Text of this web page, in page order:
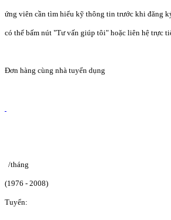
ứng viên cần tìm hiểu kỹ thông tin trước khi đăng
có thể bấm nút "Tư vấn giúp tôi" hoặc liên hệ trực
Đơn hàng cùng nhà tuyển dụng
/tháng
(1976 - 2008)
Tuyển: